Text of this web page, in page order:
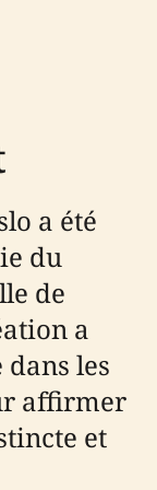
a été
du
de
a
les
affirmer
et